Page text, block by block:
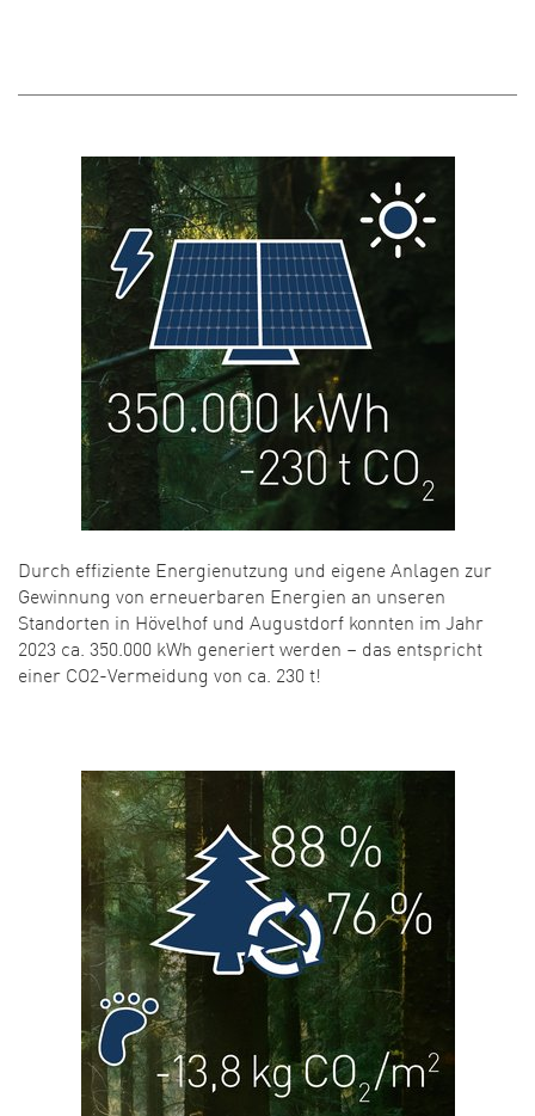
Durch effiziente Energienutzung und eigene Anlagen zur
Gewinnung von erneuerbaren Energien an unseren
Standorten in Hövelhof und Augustdorf konnten im Jahr
2023 ca. 350.000 kWh generiert werden – das entspricht
einer CO2-Vermeidung von ca. 230 t!